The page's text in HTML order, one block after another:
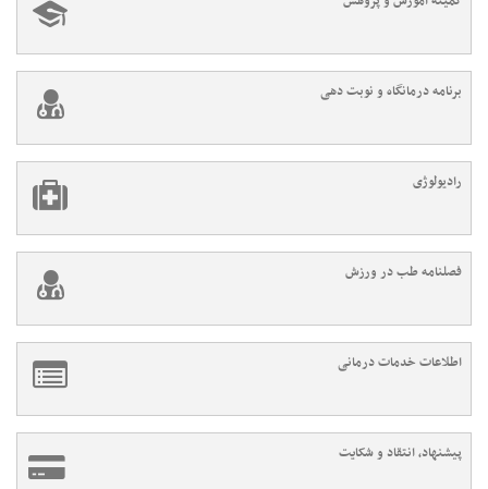
برنامه درمانگاه و نوبت دهی
رادیولوژی
فصلنامه طب در ورزش
اطلاعات خدمات درمانی
پیشنهاد، انتقاد و شکایت